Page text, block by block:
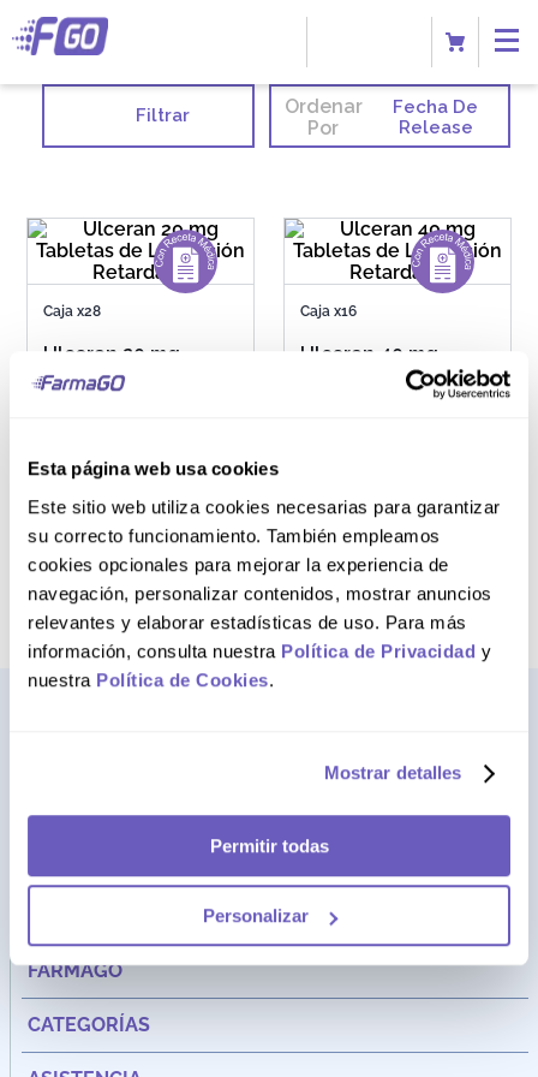
Esta página web usa cookies
Este sitio web utiliza cookies necesarias para garantizar
su correcto funcionamiento. También empleamos
cookies opcionales para mejorar la experiencia de
navegación, personalizar contenidos, mostrar anuncios
relevantes y elaborar estadísticas de uso. Para más
información, consulta nuestra Política de Privacidad y
nuestra Política de Cookies.
Mostrar detalles
Permitir todas
Personalizar
Filtrar
Ordenar
Por
Fecha De
Release
Caja x28
Ulceran 20 mg
Tabletas de
85
AGREGAR AL CARRITO
Caja x16
Ulceran 40 mg
Tabletas de
AGREGAR AL CARRITO
Av. Santa Cecilia Nro. 265 Ate - Lima, Perú
FARMAGO
CATEGORÍAS